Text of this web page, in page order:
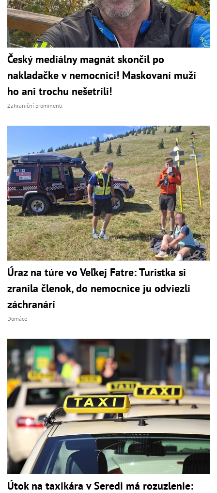
Český mediálny magnát skončil po
nakladačke v nemocnici! Maskovaní muži
ho ani trochu nešetrili!
Zahraniční prominenti
Úraz na túre vo Veľkej Fatre: Turistka si
zranila členok, do nemocnice ju odviezli
záchranári
Domáce
Útok na taxikára v Seredi má rozuzlenie: